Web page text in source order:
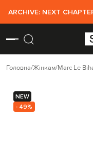
ARCHIVE: NEXT
Головна Жінкам Marc Le
NEW
- 49%